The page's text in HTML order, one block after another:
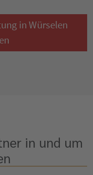
in Würselen
in und um